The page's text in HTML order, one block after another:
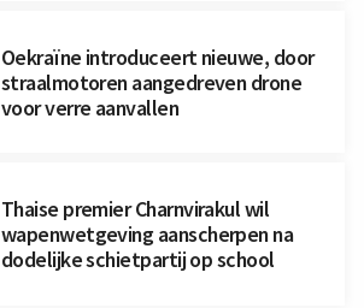
Oekraïne introduceert nieuwe, door
straalmotoren aangedreven drone
voor verre aanvallen
Thaise premier Charnvirakul wil
wapenwetgeving aanscherpen na
dodelijke schietpartij op school